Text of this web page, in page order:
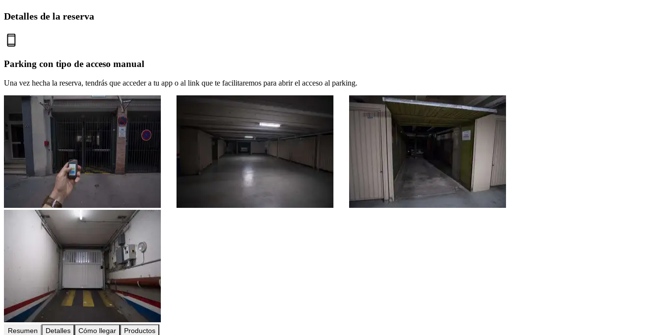
Detalles de la reserva
Parking con tipo de acceso manual
Una vez hecha la reserva, tendrás que acceder a tu app o al link que te facilitaremos para abrir el acceso al parking.
Resumen Detalles Cómo llegar Productos